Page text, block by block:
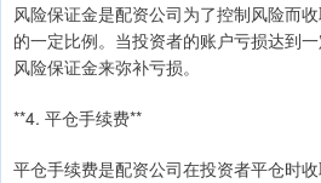
风险保证金是配资公司为了控制风险而
的一定比例。当投资者的账户亏损达到
风险保证金来弥补亏损。
**4. 平仓手续费**
平仓手续费是配资公司在投资者平仓时收